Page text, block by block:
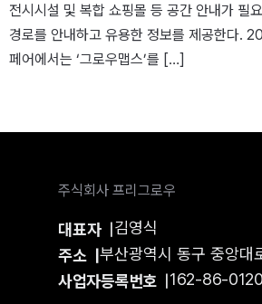
전시시설 및 복합 쇼핑몰 등 공간 안내가 필
경로를 안내하고 유용한 정보를 제공한다.
페어에서는 ‘그로우맵스’를 […]
주식회사 프리그로우
대표자
김영식
주소 |부산광역시 동구 중앙
사업자등록번호
162-86-